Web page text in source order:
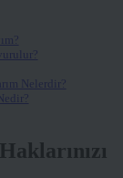
Nelerdir?